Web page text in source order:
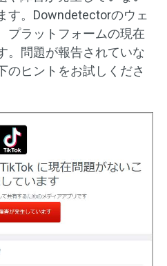
す。Downdetectorのウェ
プラットフォームの現在
。問題が報告されていな
のヒントをお試しくださ